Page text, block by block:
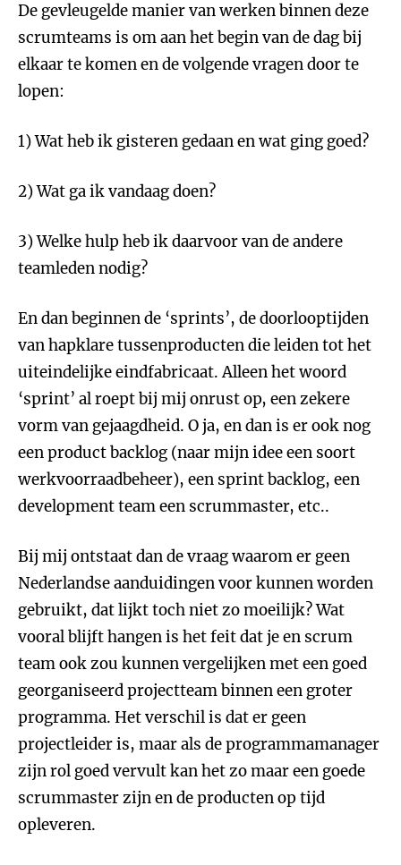
De gevleugelde manier van werken binnen deze
scrumteams is om aan het begin van de dag bij
elkaar te komen en de volgende vragen door te
lopen:
1) Wat heb ik gisteren gedaan en wat ging goed?
2) Wat ga ik vandaag doen?
3) Welke hulp heb ik daarvoor van de andere
teamleden nodig?
En dan beginnen de ‘sprints’, de doorlooptijden
van hapklare tussenproducten die leiden tot het
uiteindelijke eindfabricaat. Alleen het woord
‘sprint’ al roept bij mij onrust op, een zekere
vorm van gejaagdheid. O ja, en dan is er ook nog
een product backlog (naar mijn idee een soort
werkvoorraadbeheer), een sprint backlog, een
development team een scrummaster, etc..
Bij mij ontstaat dan de vraag waarom er geen
Nederlandse aanduidingen voor kunnen worden
gebruikt, dat lijkt toch niet zo moeilijk? Wat
vooral blijft hangen is het feit dat je en scrum
team ook zou kunnen vergelijken met een goed
georganiseerd projectteam binnen een groter
programma. Het verschil is dat er geen
projectleider is, maar als de programmamanager
zijn rol goed vervult kan het zo maar een goede
scrummaster zijn en de producten op tijd
opleveren.